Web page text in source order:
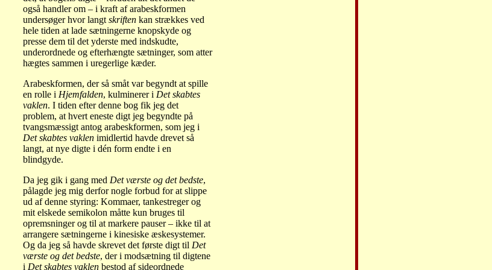
også handler om – i kraft af arabeskformen
undersøger hvor langt skriften kan strækkes ved
hele tiden at lade sætningerne knopskyde og
presse dem til det yderste med indskudte,
underordnede og efterhængte sætninger, som atter
hægtes sammen i uregerlige kæder.
Arabeskformen, der så småt var begyndt at spille
en rolle i Hjemfalden, kulminerer i Det skabtes
vaklen. I tiden efter denne bog fik jeg det
problem, at hvert eneste digt jeg begyndte på
tvangsmæssigt antog arabeskformen, som jeg i
Det skabtes vaklen imidlertid havde drevet så
langt, at nye digte i dén form endte i en
blindgyde.
Da jeg gik i gang med Det værste og det bedste,
pålagde jeg mig derfor nogle forbud for at slippe
ud af denne styring: Kommaer, tankestreger og
mit elskede semikolon måtte kun bruges til
opremsninger og til at markere pauser – ikke til at
arrangere sætningerne i kinesiske æskesystemer.
Og da jeg så havde skrevet det første digt til Det
værste og det bedste, der i modsætning til digtene
i Det skabtes vaklen bestod af sideordnede